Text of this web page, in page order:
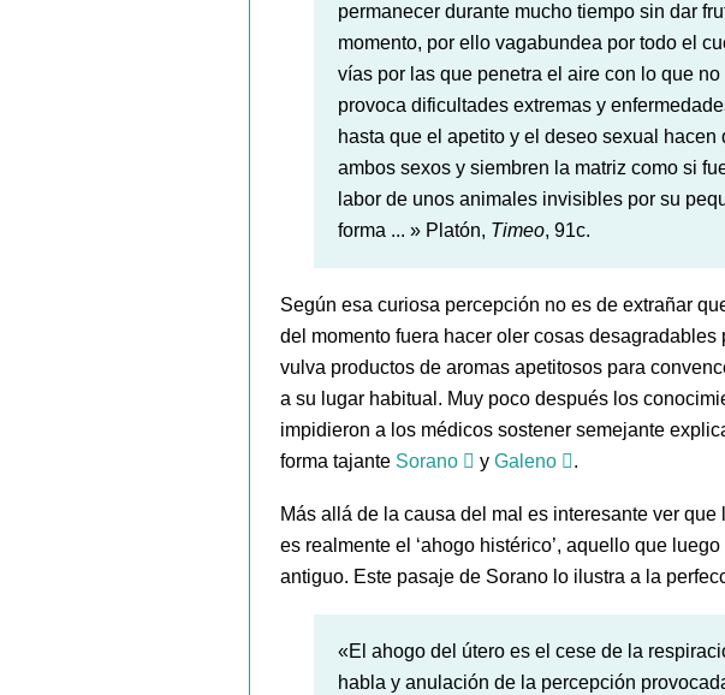
permanecer durante mucho tiempo sin dar
momento, por ello vagabundea por todo el
vías por las que penetra el aire con lo que
provoca dificultades extremas y
hasta que el apetito y el deseo sexual hacen
ambos sexos y siembren la matriz como si
labor de unos animales invisibles por su
forma ... » Platón, Timeo, 91c.
Según esa curiosa percepción no es de extrañar
del momento fuera hacer oler cosas desagradables
vulva productos de aromas apetitosos para
a su lugar habitual. Muy poco después los
impidieron a los médicos sostener semejante
forma tajante Sorano y Galeno .
Más allá de la causa del mal es interesante ver
es realmente el ‘ahogo histérico’, aquello que
antiguo. Este pasaje de Sorano lo ilustra a la
«El ahogo del útero es el cese de la
habla y anulación de la percepción